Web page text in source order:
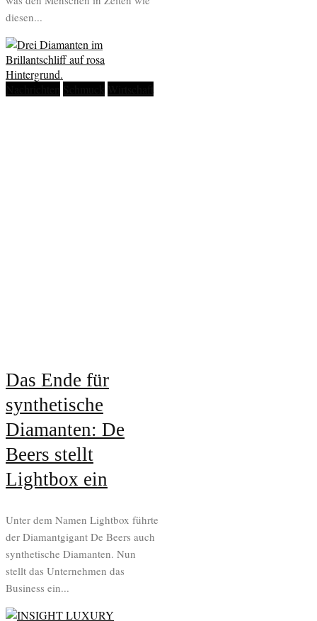
diesen...
Das Ende für
synthetische
Diamanten: De
Beers stellt
Lightbox ein
Unter dem Namen Lightbox führte
der Diamantgigant De Beers auch
synthetische Diamanten. Nun
stellt das Unternehmen das
Business ein...